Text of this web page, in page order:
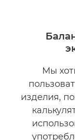
Мы
изделия,